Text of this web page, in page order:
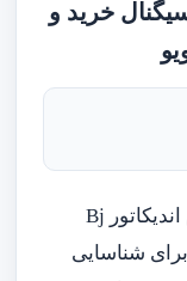
خرید و